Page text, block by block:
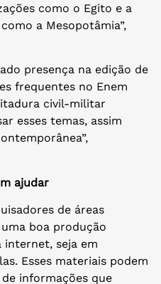
como o Egito e a
a Mesopotâmia”,
presença na edição de
frequentes no Enem
civil-militar
esses temas, assim
ajudar
de áreas
boa produção
seja em
Esses materiais podem
informações que